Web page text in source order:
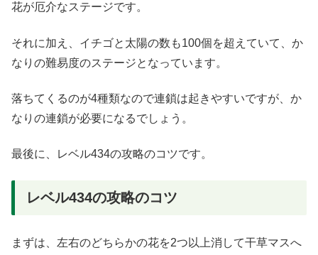
花が厄介なステージです。
それに加え、イチゴと太陽の数も100個を超えていて、か
なりの難易度のステージとなっています。
落ちてくるのが4種類なので連鎖は起きやすいですが、か
なりの連鎖が必要になるでしょう。
最後に、レベル434の攻略のコツです。
レベル434の攻略のコツ
まずは、左右のどちらかの花を2つ以上消して干草マスへ